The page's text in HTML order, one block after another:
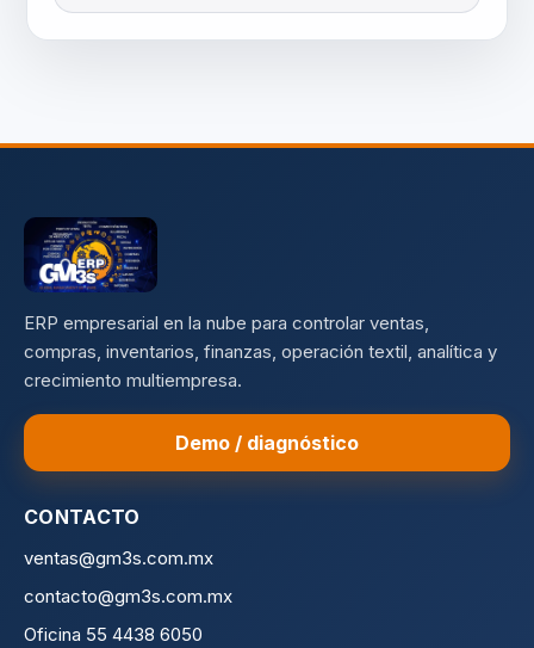
ERP empresarial en la nube para controlar ventas,
compras, inventarios, finanzas, operación textil, analítica y
crecimiento multiempresa.
Demo / diagnóstico
CONTACTO
ventas@gm3s.com.mx
contacto@gm3s.com.mx
Oficina 55 4438 6050